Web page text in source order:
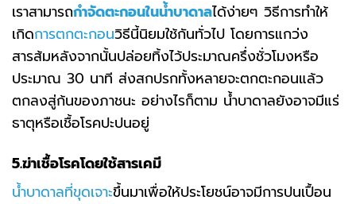
เราสามารถกำจัดตะกอนในน้ำบาดาลได้ง่ายๆ วิธีการทำให้
เกิดการตกตะกอนวิธีนี้นิยมใช้กันทั่วไป โดยการแกว่ง
สารส้มหลังจากนั้นปล่อยทิ้งไว้ประมาณครึ่งชั่วโมงหรือ
ประมาณ 30 นาที ส่งสกปรกทั้งหลายจะตกตะกอนแล้ว
ตกลงสู่ก้นของภาชนะ อย่างไรก็ตาม น้ำบาดาลยังอาจมีแร่
ธาตุหรือเชื้อโรคปะปนอยู่
5.ฆ่าเชื้อโรคโดยใช้สารเคมี
น้ำบาดาลที่ขุดเจาะขึ้นมาเพื่อให้ประโยชน์อาจมีการปนเปื้อน